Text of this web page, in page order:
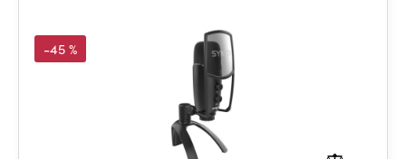
-45 %